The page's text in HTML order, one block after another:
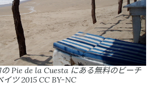
の Pie de la Cuesta にある無料のビーチ
ツ 2015 CC BY-NC